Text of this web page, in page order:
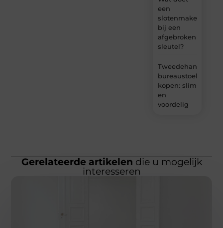
een
slotenmaker
bij een
afgebroken
sleutel?
Tweedehands
bureaustoel
kopen: slim
en
voordelig
Gerelateerde artikelen die u mogelijk
interesseren